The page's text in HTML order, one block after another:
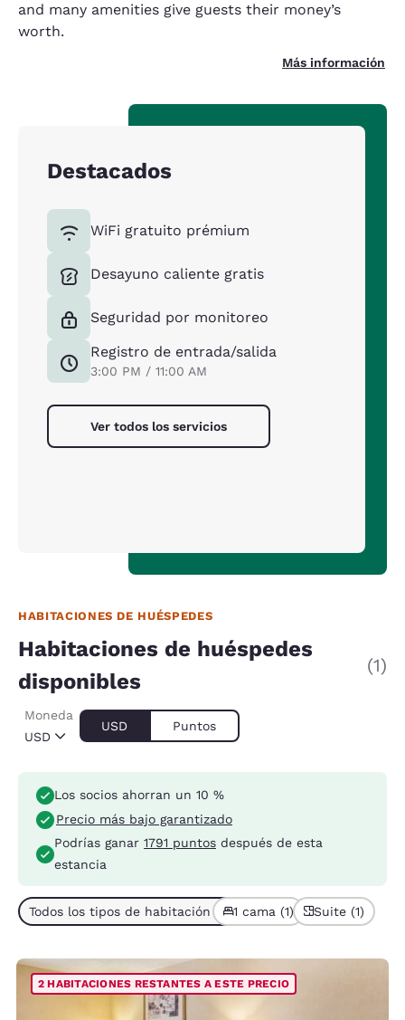
and many amenities give guests their money’s
worth.
Más información
Destacados
WiFi gratuito prémium
Desayuno caliente gratis
Seguridad por monitoreo
Registro de entrada/salida
3:00 PM / 11:00 AM
Ver todos los servicios
HABITACIONES DE HUÉSPEDES
Habitaciones de huéspedes
disponibles
(1)
USD
Moneda
USD Puntos
Los socios ahorran un 10 %
Precio más bajo garantizado
Podrías ganar 1791 puntos después de esta
estancia
Todos los tipos de habitación (1) 1 cama (1) Suite (1)
2 HABITACIONES RESTANTES A ESTE PRECIO